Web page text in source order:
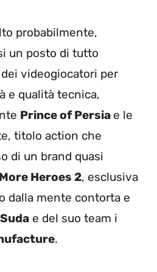
probabilmente,
un posto di tutto
videogiocatori per
e qualità tecnica,
Prince of Persia e le
titolo action che
di un brand quasi
Heroes 2, esclusiva
dalla mente contorta e
e del suo team i
.